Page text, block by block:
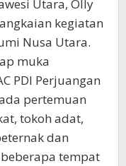
Utara, Olly
kegiatan
Nusa Utara.
muka
PDI Perjuangan
pertemuan
tokoh adat,
dan
tempat